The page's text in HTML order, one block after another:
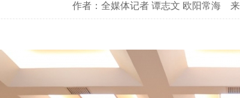
作者：全媒体记者 谭志文 欧阳常海